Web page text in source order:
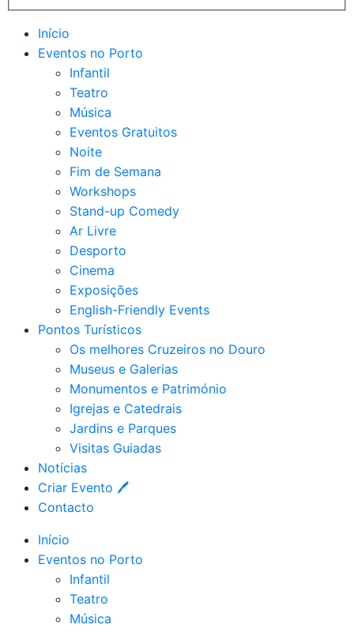
Início
Eventos no Porto
Infantil
Teatro
Música
Eventos Gratuitos
Noite
Fim de Semana
Workshops
Stand-up Comedy
Ar Livre
Desporto
Cinema
Exposições
English-Friendly Events
Pontos Turísticos
Os melhores Cruzeiros no Douro​
Museus e Galerias
Monumentos e Património
Igrejas e Catedrais
Jardins e Parques
Visitas Guiadas
Notícias
Criar Evento 🖊
Contacto
Início
Eventos no Porto
Infantil
Teatro
Música